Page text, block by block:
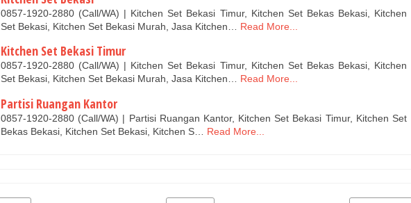
0857-1920-2880 (Call/WA) | Kitchen Set Bekasi Timur, Kitchen Set Bekas Bekasi, Kitchen
Set Bekasi, Kitchen Set Bekasi Murah, Jasa Kitchen…
Read More...
Kitchen Set Bekasi Timur
0857-1920-2880 (Call/WA) | Kitchen Set Bekasi Timur, Kitchen Set Bekas Bekasi, Kitchen
Set Bekasi, Kitchen Set Bekasi Murah, Jasa Kitchen… Read More...
Partisi Ruangan Kantor
0857-1920-2880 (Call/WA) | Partisi Ruangan Kantor, Kitchen Set Bekasi Timur, Kitchen Set
Bekas Bekasi, Kitchen Set Bekasi, Kitchen S…
Read More...